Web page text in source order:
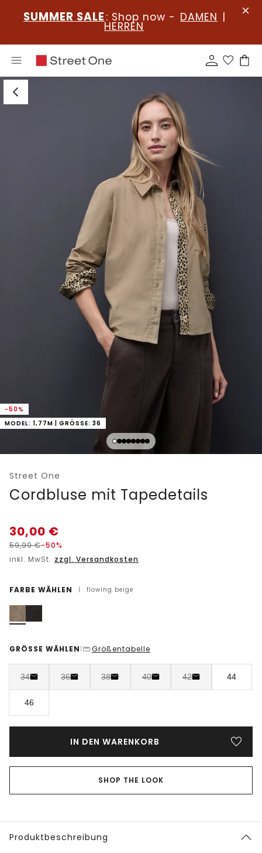
SUMMER SALE : Shop now - DAMEN |
HERREN
-50%
MODEL: 1,77M | GRÖSSE: 36
Street One
Cordbluse mit Tapedetails
30,00 €
59,99€-50%
inkl. MwSt. zzgl. Versandkosten
FARBE WÄHLEN | flowing beige
GRÖSSE WÄHLEN | Größentabelle
34 36 38 40 42 44
46
IN DEN WARENKORB
SHOP THE LOOK
Produktbeschreibung